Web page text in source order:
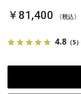
￥81,400 （税込）
4.8 （5）